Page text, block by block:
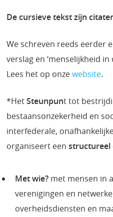
De cursieve tekst zijn
We schreven reeds eerder
verslag en ‘menselijkheid in
Lees het op onzewebsite.
*HetSteunpunt tot
bestaansonzekerheid en
interfederale,
organiseert eenstructureel
Met wie?met mensen in
verenigingen en
overheidsdiensten en